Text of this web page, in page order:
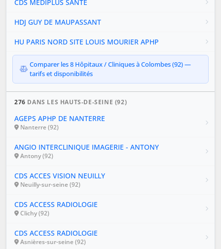
CDS MEDIPLUS SANTE
HDJ GUY DE MAUPASSANT
HU PARIS NORD SITE LOUIS MOURIER APHP
Comparer les 8 Hôpitaux / Cliniques à Colombes (92) —
tarifs et disponibilités
276 DANS LES HAUTS-DE-SEINE (92)
AGEPS APHP DE NANTERRE
Nanterre (92)
ANGIO INTERCLINIQUE IMAGERIE - ANTONY
Antony (92)
CDS ACCES VISION NEUILLY
Neuilly-sur-seine (92)
CDS ACCESS RADIOLOGIE
Clichy (92)
CDS ACCESS RADIOLOGIE
Asnières-sur-seine (92)